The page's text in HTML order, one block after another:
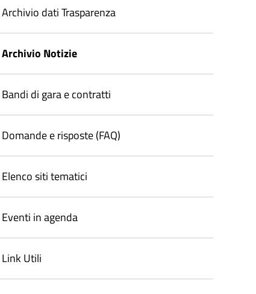
Archivio dati Trasparenza
Archivio Notizie
Bandi di gara e contratti
Domande e risposte (FAQ)
Elenco siti tematici
Eventi in agenda
Link Utili